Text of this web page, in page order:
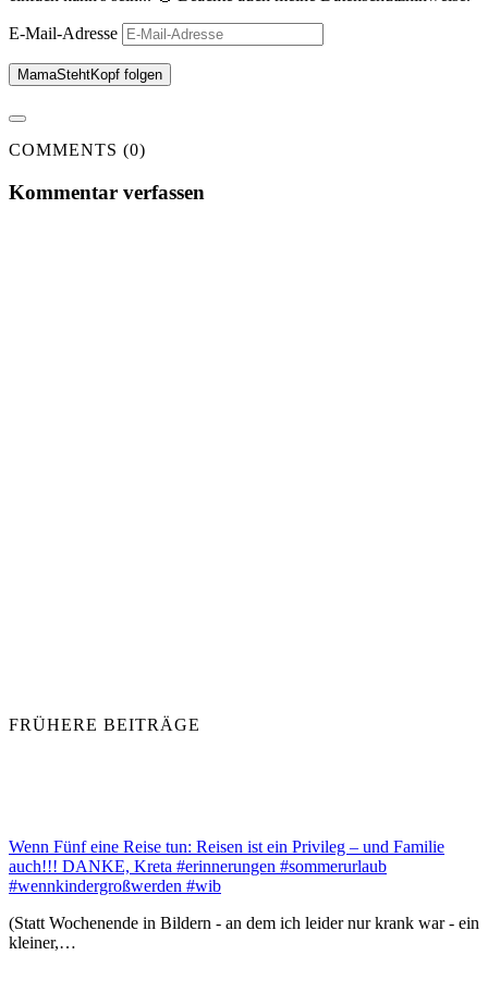
E-Mail-Adresse
MamaStehtKopf folgen
COMMENTS (0)
Kommentar verfassen
FRÜHERE BEITRÄGE
Wenn Fünf eine Reise tun: Reisen ist ein Privileg – und Familie
auch!!! DANKE, Kreta #erinnerungen #sommerurlaub
#wennkindergroßwerden #wib
(Statt Wochenende in Bildern - an dem ich leider nur krank war - ein
kleiner,…